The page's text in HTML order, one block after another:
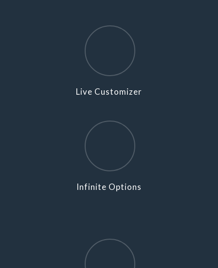
Live Customizer
Infinite Options